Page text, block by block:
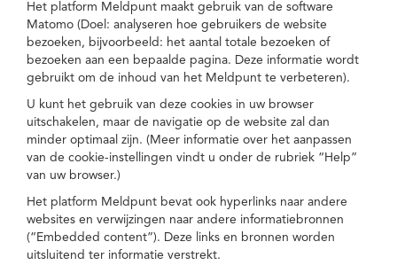
Het platform Meldpunt maakt gebruik van de software
Matomo (Doel: analyseren hoe gebruikers de website
bezoeken, bijvoorbeeld: het aantal totale bezoeken of
bezoeken aan een bepaalde pagina. Deze informatie wordt
gebruikt om de inhoud van het Meldpunt te verbeteren).
U kunt het gebruik van deze cookies in uw browser
uitschakelen, maar de navigatie op de website zal dan
minder optimaal zijn. (Meer informatie over het aanpassen
van de cookie-instellingen vindt u onder de rubriek “Help”
van uw browser.)
Het platform Meldpunt bevat ook hyperlinks naar andere
websites en verwijzingen naar andere informatiebronnen
(“Embedded content”). Deze links en bronnen worden
uitsluitend ter informatie verstrekt.